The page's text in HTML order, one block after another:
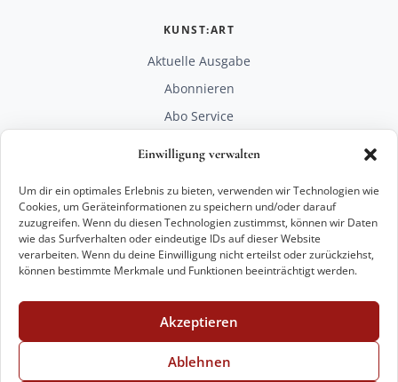
Einwilligung verwalten
Um dir ein optimales Erlebnis zu bieten, verwenden wir Technologien wie
Cookies, um Geräteinformationen zu speichern und/oder darauf
zuzugreifen. Wenn du diesen Technologien zustimmst, können wir Daten
wie das Surfverhalten oder eindeutige IDs auf dieser Website
verarbeiten. Wenn du deine Einwilligung nicht erteilst oder zurückziehst,
können bestimmte Merkmale und Funktionen beeinträchtigt werden.
Akzeptieren
Ablehnen
KUNST:ART
Aktuelle Ausgabe
Abonnieren
Abo Service
RECHTLICHES
Impressum
Datenschutz
KONTAKT
+49 221 29 28 27 21